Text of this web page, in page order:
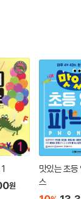
원
맛있는 초등
스